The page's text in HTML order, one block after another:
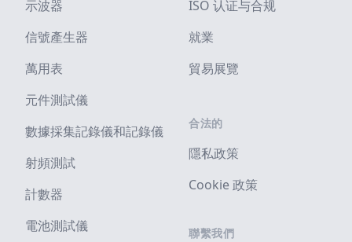
示波器
信號產生器
萬用表
元件測試儀
數據採集記錄儀和記錄儀
射頻測試
計數器
電池測試儀
ISO 认证与合规
就業
貿易展覽
合法的
隱私政策
Cookie 政策
聯繫我們